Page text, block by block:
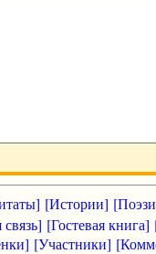
[Истории]
[Гостевая книга]
[Участники]